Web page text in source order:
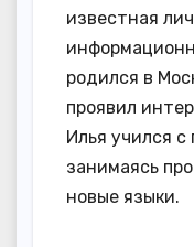
известная
родился в
проявил
Илья учился
занимаясь
новые языки.